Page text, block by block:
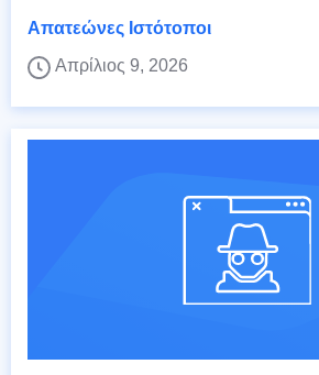
Απατεώνες Ιστότοποι
Απρίλιος 9, 2026